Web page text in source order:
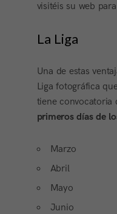
visitéis su web
La Liga
Una de estas
Liga fotográfica
tiene
primeros días de
Marzo
Abril
Mayo
Junio